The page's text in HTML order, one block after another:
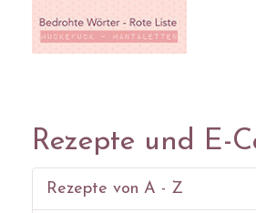
Rezepte und E-
Rezepte von A - Z